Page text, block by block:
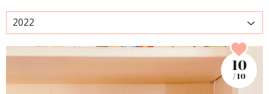
Hors-Série
Bibliothèque
Contact
10
/ 10